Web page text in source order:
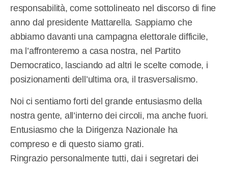
responsabilità, come sottolineato nel discorso di fine
anno dal presidente Mattarella. Sappiamo che
abbiamo davanti una campagna elettorale difficile,
ma l’affronteremo a casa nostra, nel Partito
Democratico, lasciando ad altri le scelte comode, i
posizionamenti dell’ultima ora, il trasversalismo.
Noi ci sentiamo forti del grande entusiasmo della
nostra gente, all’interno dei circoli, ma anche fuori.
Entusiasmo che la Dirigenza Nazionale ha
compreso e di questo siamo grati.
Ringrazio personalmente tutti, dai i segretari dei